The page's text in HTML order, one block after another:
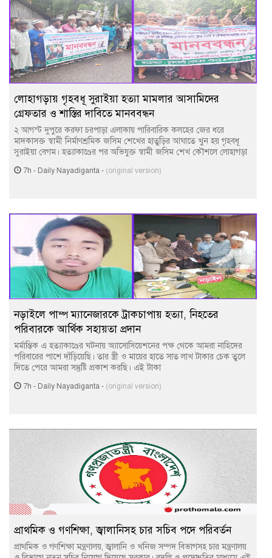
লোহাগড়ায় গৃহবধূ সুরাইয়া হত্যা মামলার আসামিদের
গ্রেফতার ও শাস্তির দাবিতে মানববন্ধন
২ আগস্ট দুপুরে করফা চরপাড়া এলাকায় পারিবারিক কলহের জের ধরে
মাদকাসক্ত স্বামী নির্মাণশ্রমিক জসিম শেখের হাতুড়ির আঘাতে খুন হয় গৃহবধূ
সুরাইয়া বেগম। হত্যাকাণ্ডের পর অভিযুক্ত স্বামী জসিম শেখ কৌশলে লোহাগড়া
7h - Daily Nayadiganta - (original version)
নড়াইলে পাম্প ম্যানেজারকে ট্রাকচাপায় হত্যা, নিহতের
পরিবারকে আর্থিক সহায়তা প্রদান
মর্মান্তিক এ হত্যাকাণ্ডের ঘটনায় অ্যাসোসিয়েশনের পক্ষ থেকে আমরা নাহিদের
পরিবারের পাশে দাঁড়িয়েছি। তার স্ত্রী ও মায়ের হাতে সাত লাখ টাকার চেক তুলে
দিতে পেরে আমরা সন্তুষ্টি প্রকাশ করছি। এই টাকা
7h - Daily Nayadiganta - (original version)
প্রাথমিক ও গণশিক্ষা, জ্বালানিসহ চার সচিব পদে পরিবর্তন
প্রাথমিক ও গণশিক্ষা মন্ত্রণালয়, জ্বালানি ও খনিজ সম্পদ বিভাগসহ চার মন্ত্রণালয়